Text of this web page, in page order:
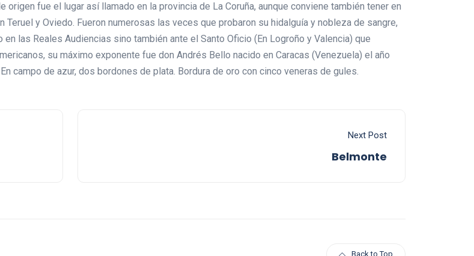
fue el lugar así llamado en la provincia de La Coruña, aunque conviene también tener en
y Oviedo. Fueron numerosas las veces que probaron su hidalguía y nobleza de sangre,
las Reales Audiencias sino también ante el Santo Oficio (En Logroño y Valencia) que
su máximo exponente fue don Andrés Bello nacido en Caracas (Venezuela) el año
campo de azur, dos bordones de plata. Bordura de oro con cinco veneras de gules.
Next Post
Belmonte
Back to Top